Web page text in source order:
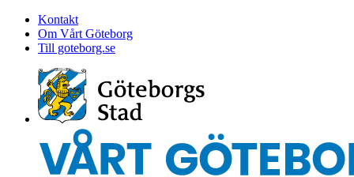
Kontakt
Om Vårt Göteborg
Till goteborg.se